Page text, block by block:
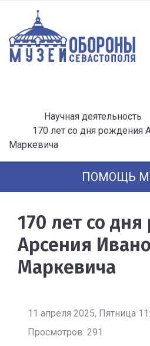
Научная деятельность
170 лет со дня рождения
Маркевича
ПОМОЩЬ
170 лет со
Арсения
Маркевича
11 апреля 2025, Пятница
Просмотров: 291